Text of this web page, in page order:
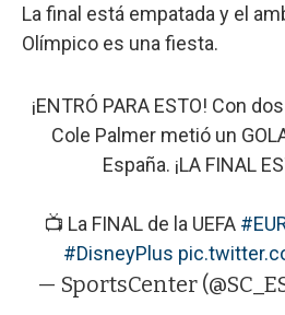
La final está empatada y el
Olímpico es una fiesta.
¡ENTRÓ PARA ESTO! Con
Cole Palmer metió un
España. ¡LA FINAL
📺 La FINAL de la UEFA
#DisneyPlus
— SportsCenter